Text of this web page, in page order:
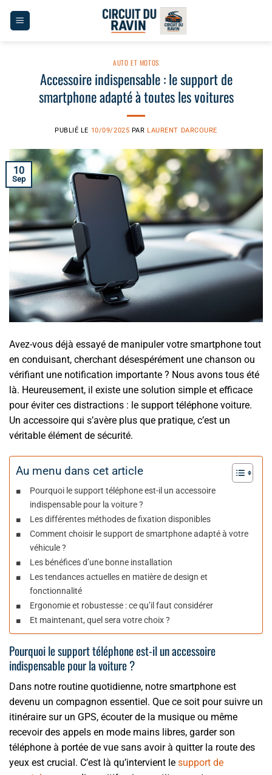
AUTO ET MOTOS
Accessoire indispensable : le support de
smartphone adapté à toutes les voitures
PUBLIÉ LE 10/09/2025 PAR LAURENT DARCOURE
10
Sep
Avez-vous déjà essayé de manipuler votre smartphone tout
en conduisant, cherchant désespérément une chanson ou
vérifiant une notification importante ? Nous avons tous été
là. Heureusement, il existe une solution simple et efficace
pour éviter ces distractions : le support téléphone voiture.
Un accessoire qui s’avère plus que pratique, c’est un
véritable élément de sécurité.
Au menu dans cet article
Pourquoi le support téléphone est-il un accessoire
indispensable pour la voiture ?
Les différentes méthodes de fixation disponibles
Comment choisir le support de smartphone adapté à votre
véhicule ?
Les bénéfices d’une bonne installation
Les tendances actuelles en matière de design et
fonctionnalité
Ergonomie et robustesse : ce qu’il faut considérer
Et maintenant, quel sera votre choix ?
Pourquoi le support téléphone est-il un accessoire
indispensable pour la voiture ?
Dans notre routine quotidienne, notre smartphone est
devenu un compagnon essentiel. Que ce soit pour suivre un
itinéraire sur un GPS, écouter de la musique ou même
recevoir des appels en mode mains libres, garder son
téléphone à portée de vue sans avoir à quitter la route des
yeux est crucial. C’est là qu’intervient le support de